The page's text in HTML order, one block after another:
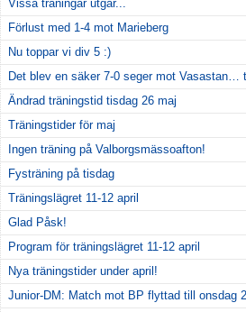
Vissa träningar utgår...
Förlust med 1-4 mot Marieberg
Nu toppar vi div 5 :)
Det blev en säker 7-0 seger mot
Ändrad träningstid tisdag 26 maj
Träningstider för maj
Ingen träning på Valborgsmässoafton!
Fysträning på tisdag
Träningslägret 11-12 april
Glad Påsk!
Program för träningslägret 11-12 april
Nya träningstider under april!
Junior-DM: Match mot BP flyttad till onsdag